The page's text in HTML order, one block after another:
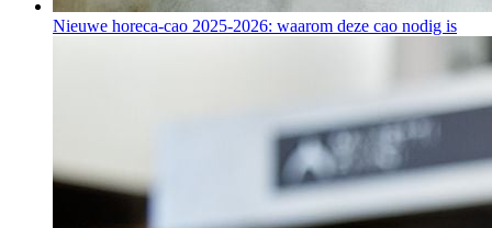
Nieuwe horeca-cao 2025-2026: waarom deze cao nodig is